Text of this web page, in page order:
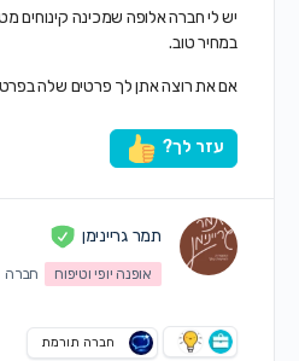
יש לי חברה אלופה שמכינה קינוחים
במחיר טוב.
אם את רוצה אתן לך פרטים שלה בפרטי
עזר לך?
תמר גריינימן
אופנה יופי וטיפוח חברה
חברה תורמת